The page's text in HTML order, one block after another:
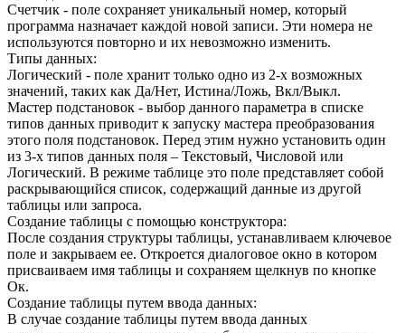
Счетчик - поле сохраняет уникальный номер, который
программа назначает каждой новой записи. Эти номера не
используются повторно и их невозможно изменить.
Типы данных:
Логический - поле хранит только одно из 2-х возможных
значений, таких как Да/Нет, Истина/Ложь, Вкл/Выкл.
Мастер подстановок - выбор данного параметра в списке
типов данных приводит к запуску мастера преобразования
этого поля подстановок. Перед этим нужно установить один
из 3-х типов данных поля – Текстовый, Числовой или
Логический. В режиме таблице это поле представляет собой
раскрывающийся список, содержащий данные из другой
таблицы или запроса.
Создание таблицы с помощью конструктора:
После создания структуры таблицы, устанавливаем ключевое
поле и закрываем ее. Откроется диалоговое окно в котором
присваиваем имя таблицы и сохраняем щелкнув по кнопке
Ок.
Создание таблицы путем ввода данных:
В случае создание таблицы путем ввода данных